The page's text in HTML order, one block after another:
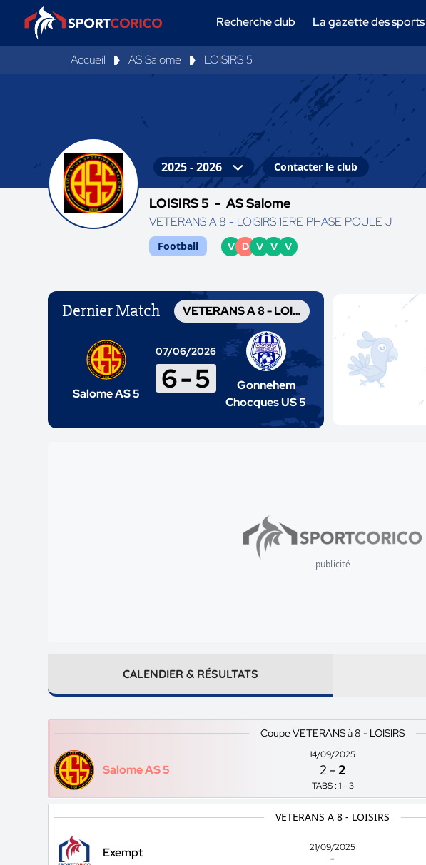
Recherche club La gazette des sports
Accueil AS Salome LOISIRS 5
Contacter le club
LOISIRS 5 -AS Salome
VETERANS A 8 - LOISIRS 1ERE PHASE POULE J
Football V D V V V
Dernier Match VETERANS A 8 - LOISIRS
Salome AS 5
07/06/2026
6-5
Gonnehem
Chocques US 5
publicité
CALENDIER & RÉSULTATS
Coupe VETERANS à 8 - LOISIRS
Salome AS 5
14/09/2025
2 -2
TABS : 1 - 3
VETERANS A 8 - LOISIRS
Exempt
21/09/2025
-